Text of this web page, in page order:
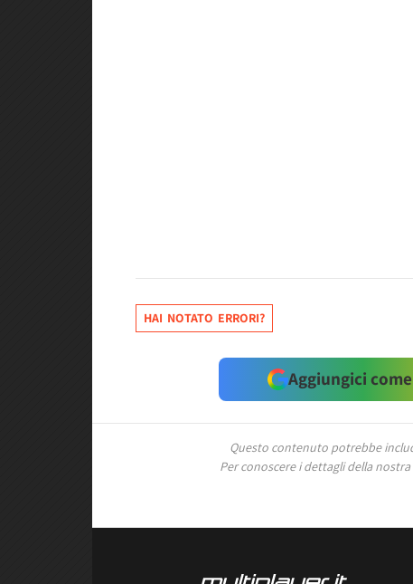
HAI NOTATO ERRORI?
Aggiungici
Questo contenuto potrebbe
Per conoscere i dettagli della